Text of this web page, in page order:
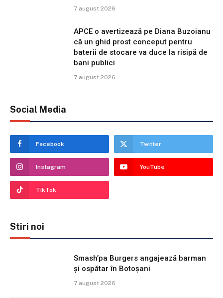
7 august 2026
APCE o avertizează pe Diana Buzoianu
că un ghid prost conceput pentru
baterii de stocare va duce la risipă de
bani publici
7 august 2026
Social Media
Facebook Twitter
Instagram YouTube
TikTok
Stiri noi
Smash’pa Burgers angajează barman
și ospătar în Botoșani
7 august 2026